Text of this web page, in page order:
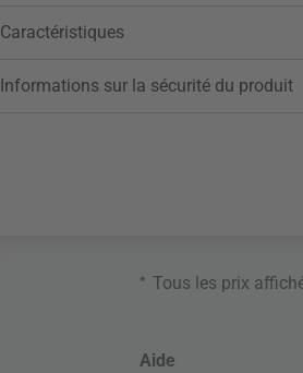
Caractéristiques
Informations sur la sécurité du produit
* Tous les prix
Aide